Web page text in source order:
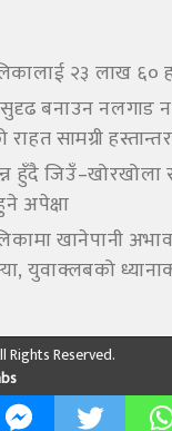
२३ लाख ६०
सुदृढ बनाउन नलगाड
सामग्री
हुँदै जिउँ–खोरखोला
अपेक्षा
खानेपानी
युवाक्लबको
Reserved.